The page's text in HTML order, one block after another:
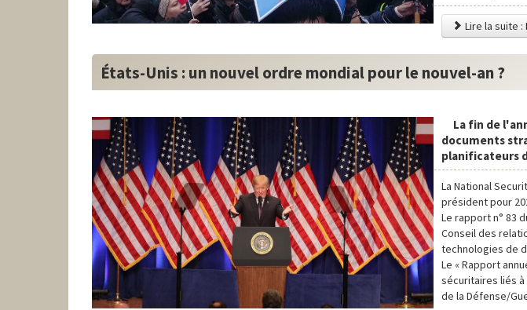
Lire la suite :
États-Unis : un nouvel ordre mondial pour le nouvel-an ?
La fin de
documents
planificateurs
La National
président pour
Le rapport n° 83
Conseil des
technologies de
Le « Rapport
sécuritaires liés à
de la Défense/